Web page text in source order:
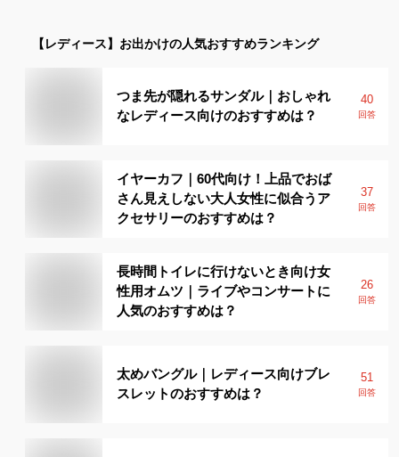
【レディース】 お出かけの人気おすすめランキング
つま先が隠れるサンダル｜おしゃれ
なレディース向けのおすすめは？
40
回答
イヤーカフ｜60代向け！上品でおば
さん見えしない大人女性に似合うア
クセサリーのおすすめは？
37
回答
長時間トイレに行けないとき向け女
性用オムツ｜ライブやコンサートに
人気のおすすめは？
26
回答
太めバングル｜レディース向けブレ
スレットのおすすめは？
51
回答